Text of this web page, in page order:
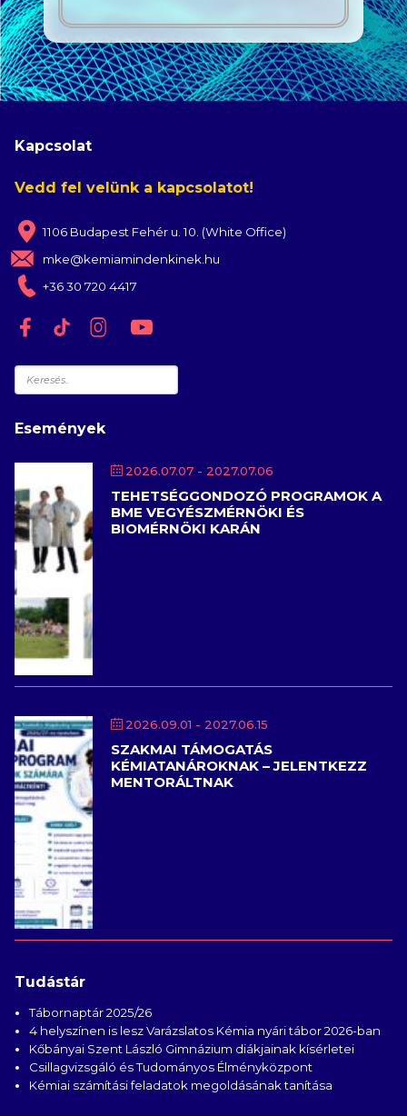
Kapcsolat
Vedd fel velünk a kapcsolatot!
1106 Budapest Fehér u. 10. (White Office)
mke@kemiamindenkinek.hu
+36 30 720 4417
Keresés
Események
2026.07.07 - 2027.07.06
TEHETSÉGGONDOZÓ PROGRAMOK A
BME VEGYÉSZMÉRNÖKI ÉS
BIOMÉRNÖKI KARÁN
2026.09.01 - 2027.06.15
SZAKMAI TÁMOGATÁS
KÉMIATANÁROKNAK – JELENTKEZZ
MENTORÁLTNAK
Tudástár
Tábornaptár 2025/26
4 helyszínen is lesz Varázslatos Kémia nyári tábor 2026-ban
Kőbányai Szent László Gimnázium diákjainak kísérletei
Csillagvizsgáló és Tudományos Élményközpont
Kémiai számítási feladatok megoldásának tanítása